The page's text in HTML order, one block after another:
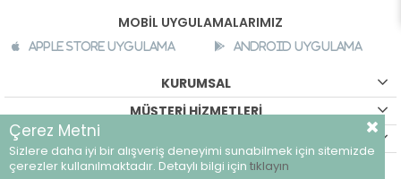
MOBİL UYGULAMALARIMIZ
Apple Store Uygulama Android Uygulama
KURUMSAL
MÜŞTERİ HİZMETLERİ
©breeze.com.tr - Tüm hakları saklıdır.
Çerez Metni
Sizlere daha iyi bir alışveriş deneyimi sunabilmek için sitemizde
çerezler kullanılmaktadır. Detaylı bilgi için tıklayın